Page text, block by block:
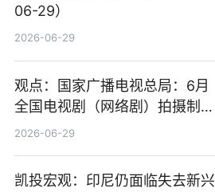
06-29）
2026-06-29
观点：国家广播电视总局：6月
全国电视剧（网络剧）拍摄制作
备案公示剧目197部
2026-06-29
凯投宏观：印尼仍面临失去新兴